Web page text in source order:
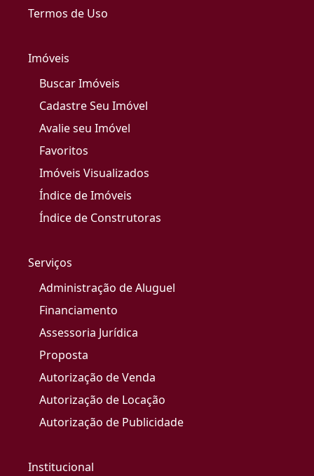
Termos de Uso
Imóveis
Buscar Imóveis
Cadastre Seu Imóvel
Avalie seu Imóvel
Favoritos
Imóveis Visualizados
Índice de Imóveis
Índice de Construtoras
Serviços
Administração de Aluguel
Financiamento
Assessoria Jurídica
Proposta
Autorização de Venda
Autorização de Locação
Autorização de Publicidade
Institucional